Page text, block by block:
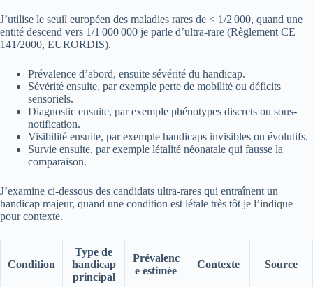
J’utilise le seuil européen des maladies rares de < 1/2 000, quand une
entité descend vers 1/1 000 000 je parle d’ultra-rare (Règlement CE
141/2000, EURORDIS).
Prévalence d’abord, ensuite sévérité du handicap.
Sévérité ensuite, par exemple perte de mobilité ou déficits
sensoriels.
Diagnostic ensuite, par exemple phénotypes discrets ou sous-
notification.
Visibilité ensuite, par exemple handicaps invisibles ou évolutifs.
Survie ensuite, par exemple létalité néonatale qui fausse la
comparaison.
J’examine ci-dessous des candidats ultra-rares qui entraînent un
handicap majeur, quand une condition est létale très tôt je l’indique
pour contexte.
Condition
Type de
handicap
principal
Prévalenc
e estimée
Contexte Source